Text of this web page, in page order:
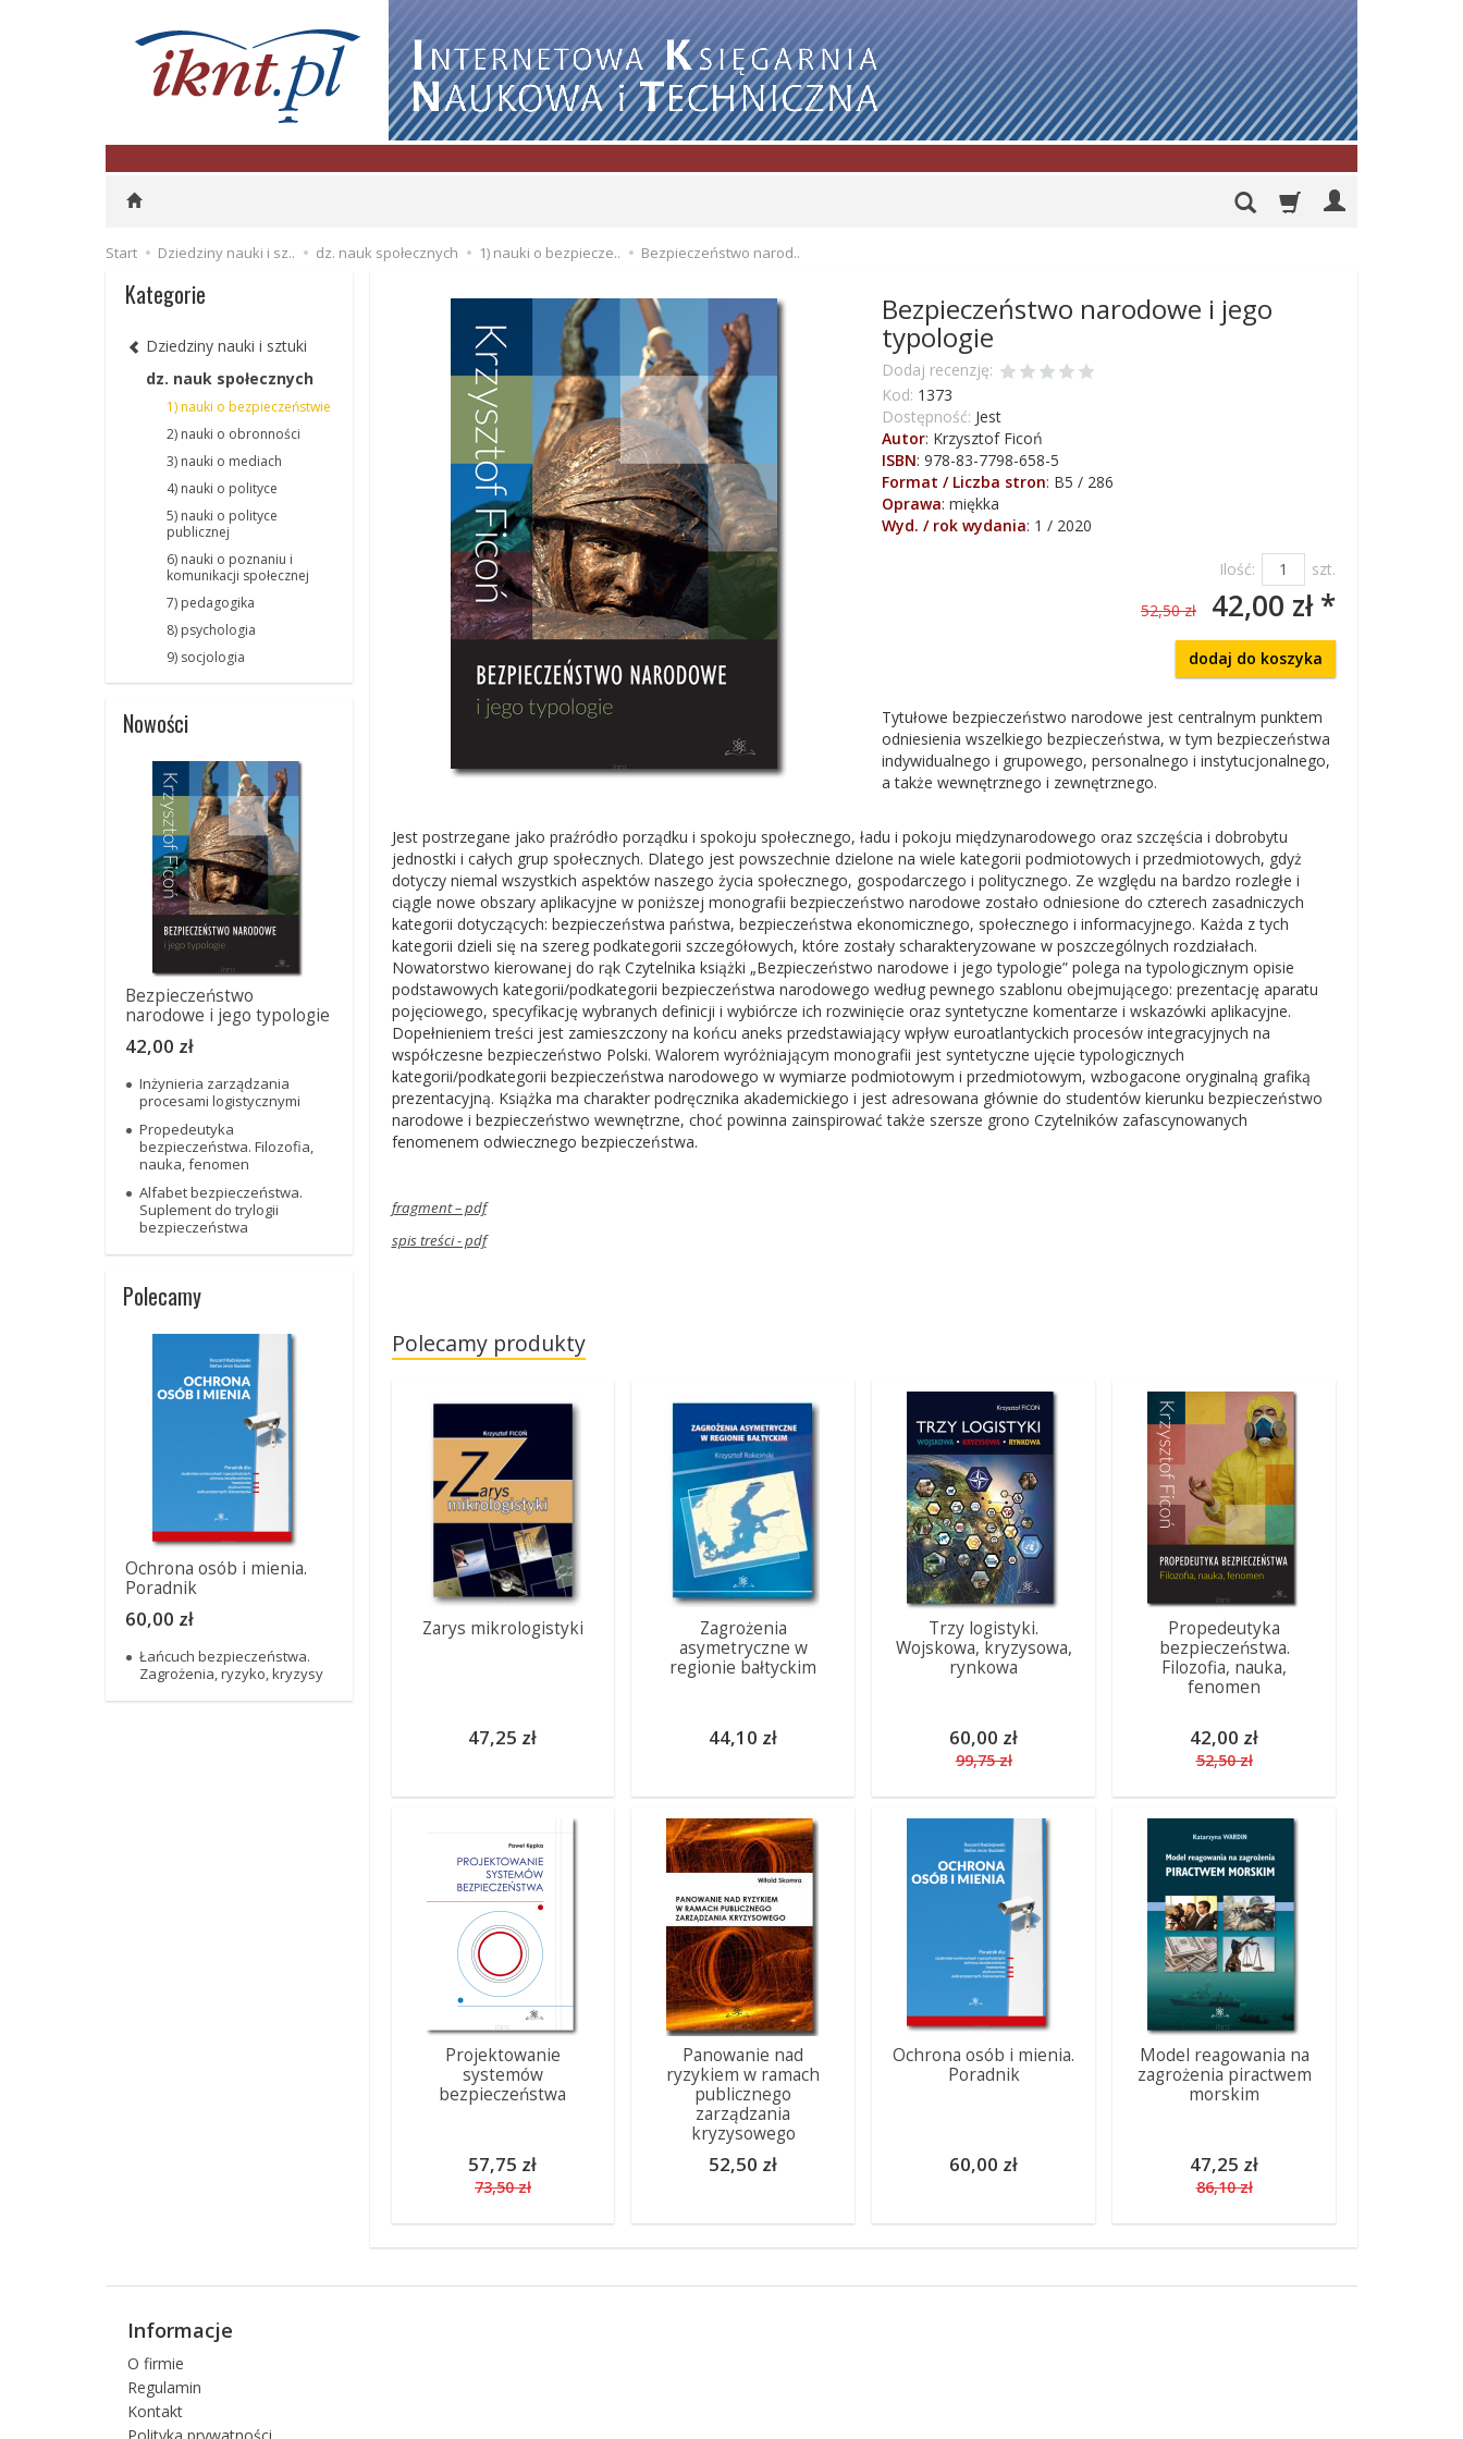
Start Dziedziny nauki i sz.. dz. nauk społecznych 1) nauki o bezpiecze.. Bezpieczeństwo narod..
Bezpieczeństwo narodowe i jego
typologie
Dodaj recenzję:
Kod: 1373
Dostępność: Jest
Autor: Krzysztof Ficoń
ISBN: 978-83-7798-658-5
Format / Liczba stron: B5 / 286
Oprawa: miękka
Wyd. / rok wydania: 1 / 2020
Ilość:
szt.
52,50 zł
42,00 zł *
dodaj do koszyka
Tytułowe bezpieczeństwo narodowe jest centralnym punktem
odniesienia wszelkiego bezpieczeństwa, w tym bezpieczeństwa
indywidualnego i grupowego, personalnego i instytucjonalnego,
a także wewnętrznego i zewnętrznego.
Jest postrzegane jako praźródło porządku i spokoju społecznego, ładu i pokoju międzynarodowego oraz szczęścia i dobrobytu
jednostki i całych grup społecznych. Dlatego jest powszechnie dzielone na wiele kategorii podmiotowych i przedmiotowych, gdyż
dotyczy niemal wszystkich aspektów naszego życia społecznego, gospodarczego i politycznego. Ze względu na bardzo rozległe i
ciągle nowe obszary aplikacyjne w poniższej monografii bezpieczeństwo narodowe zostało odniesione do czterech zasadniczych
kategorii dotyczących: bezpieczeństwa państwa, bezpieczeństwa ekonomicznego, społecznego i informacyjnego. Każda z tych
kategorii dzieli się na szereg podkategorii szczegółowych, które zostały scharakteryzowane w poszczególnych rozdziałach.
Nowatorstwo kierowanej do rąk Czytelnika książki „Bezpieczeństwo narodowe i jego typologie” polega na typologicznym opisie
podstawowych kategorii/podkategorii bezpieczeństwa narodowego według pewnego szablonu obejmującego: prezentację aparatu
pojęciowego, specyfikację wybranych definicji i wybiórcze ich rozwinięcie oraz syntetyczne komentarze i wskazówki aplikacyjne.
Dopełnieniem treści jest zamieszczony na końcu aneks przedstawiający wpływ euroatlantyckich procesów integracyjnych na
współczesne bezpieczeństwo Polski. Walorem wyróżniającym monografii jest syntetyczne ujęcie typologicznych
kategorii/podkategorii bezpieczeństwa narodowego w wymiarze podmiotowym i przedmiotowym, wzbogacone oryginalną grafiką
prezentacyjną. Książka ma charakter podręcznika akademickiego i jest adresowana głównie do studentów kierunku bezpieczeństwo
narodowe i bezpieczeństwo wewnętrzne, choć powinna zainspirować także szersze grono Czytelników zafascynowanych
fenomenem odwiecznego bezpieczeństwa.
fragment – pdf
spis treści - pdf
Polecamy produkty
Zarys mikrologistyki
47,25 zł
Zagrożenia
asymetryczne w
regionie bałtyckim
44,10 zł
Trzy logistyki.
Wojskowa, kryzysowa,
rynkowa
60,00 zł
99,75 zł
Propedeutyka
bezpieczeństwa.
Filozofia, nauka,
fenomen
42,00 zł
52,50 zł
Projektowanie
systemów
bezpieczeństwa
57,75 zł
73,50 zł
Panowanie nad
ryzykiem w ramach
publicznego
zarządzania
kryzysowego
52,50 zł
Ochrona osób i mienia.
Poradnik
60,00 zł
Model reagowania na
zagrożenia piractwem
morskim
47,25 zł
86,10 zł
Kategorie
Dziedziny nauki i sztuki
dz. nauk społecznych
1) nauki o bezpieczeństwie
2) nauki o obronności
3) nauki o mediach
4) nauki o polityce
5) nauki o polityce
publicznej
6) nauki o poznaniu i
komunikacji społecznej
7) pedagogika
8) psychologia
9) socjologia
Nowości
Bezpieczeństwo
narodowe i jego typologie
42,00 zł
Inżynieria zarządzania
procesami logistycznymi
Propedeutyka
bezpieczeństwa. Filozofia,
nauka, fenomen
Alfabet bezpieczeństwa.
Suplement do trylogii
bezpieczeństwa
Polecamy
Ochrona osób i mienia.
Poradnik
60,00 zł
Łańcuch bezpieczeństwa.
Zagrożenia, ryzyko, kryzysy
Informacje
O firmie
Regulamin
Kontakt